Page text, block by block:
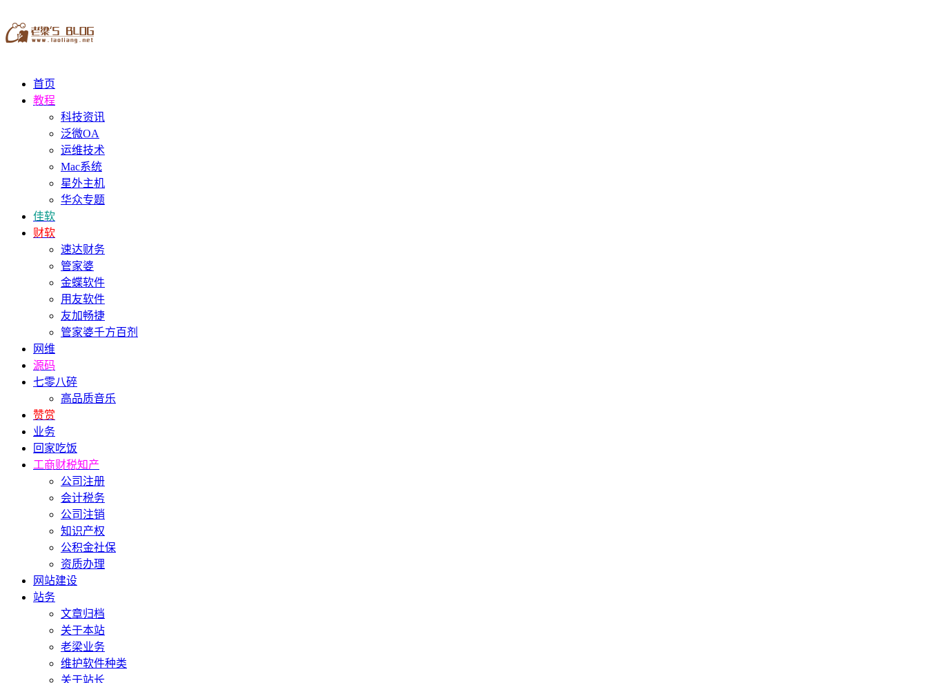
首页
教程
科技资讯
泛微OA
运维技术
Mac系统
星外主机
华众专题
佳软
财软
速达财务
管家婆
金蝶软件
用友软件
友加畅捷
管家婆千方百剂
网维
源码
七零八碎
高品质音乐
赞赏
业务
回家吃饭
工商财税知产
公司注册
会计税务
公司注销
知识产权
公积金社保
资质办理
网站建设
站务
文章归档
关于本站
老梁业务
维护软件种类
关于站长